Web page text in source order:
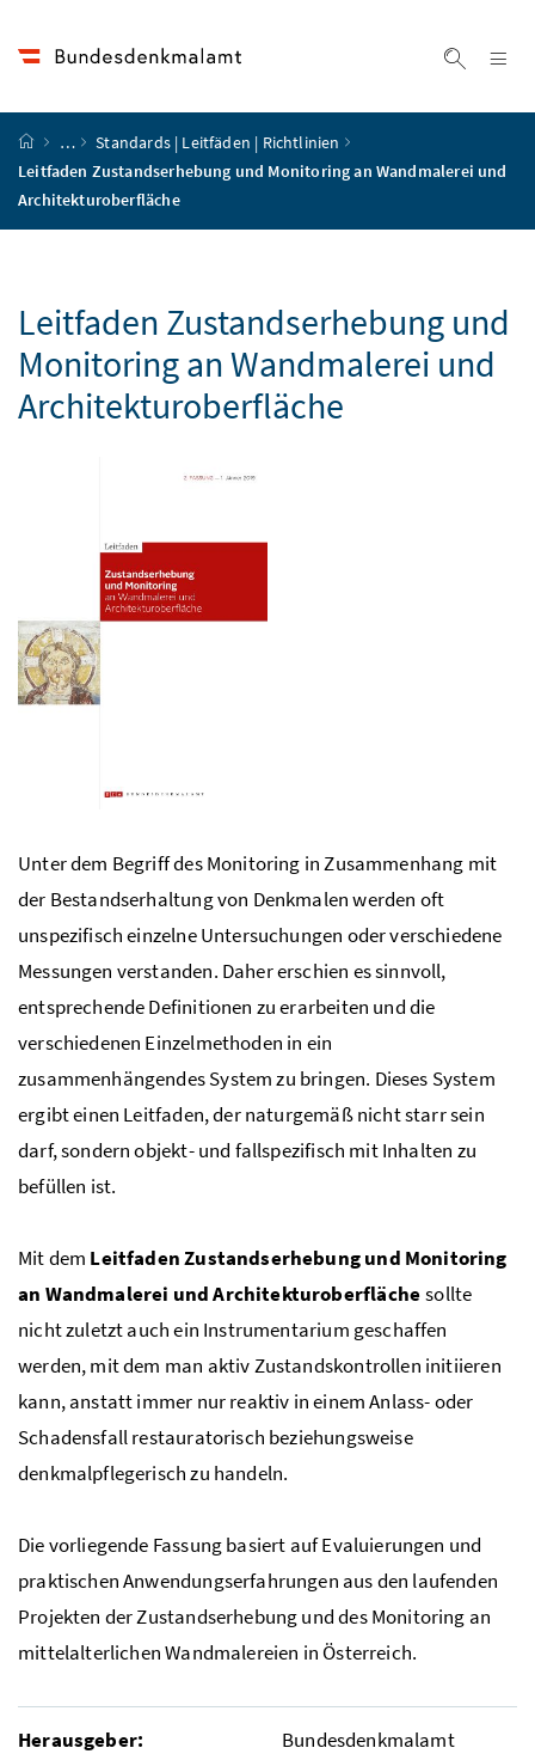
Startseite
…
Standards | Leitfäden | Richtlinien
Leitfaden Zustandserhebung und Monitoring an Wandmalerei und
Architekturoberfläche
Leitfaden Zustandserhebung und
Monitoring an Wandmalerei und
Architekturoberfläche
Unter dem Begriff des Monitoring in Zusammenhang mit
der Bestandserhaltung von Denkmalen werden oft
unspezifisch einzelne Untersuchungen oder verschiedene
Messungen verstanden. Daher erschien es sinnvoll,
entsprechende Definitionen zu erarbeiten und die
verschiedenen Einzelmethoden in ein
zusammenhängendes System zu bringen. Dieses System
ergibt einen Leitfaden, der naturgemäß nicht starr sein
darf, sondern objekt- und fallspezifisch mit Inhalten zu
befüllen ist.
Mit dem Leitfaden Zustandserhebung und Monitoring
an Wandmalerei und Architekturoberflächesollte
nicht zuletzt auch ein Instrumentarium geschaffen
werden, mit dem man aktiv Zustandskontrollen initiieren
kann, anstatt immer nur reaktiv in einem Anlass- oder
Schadensfall restauratorisch beziehungsweise
denkmalpflegerisch zu handeln.
Die vorliegende Fassung basiert auf Evaluierungen und
praktischen Anwendungserfahrungen aus den laufenden
Projekten der Zustandserhebung und des Monitoring an
mittelalterlichen Wandmalereien in Österreich.
Herausgeber: Bundesdenkmalamt